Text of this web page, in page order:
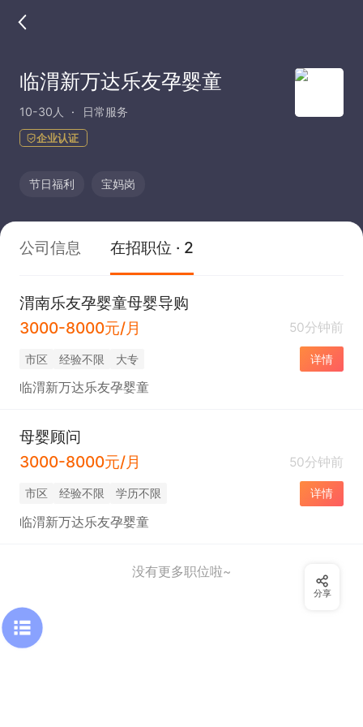
临渭新万达乐友孕婴童
10-30人 日常服务
企业认证
节日福利 宝妈岗
公司信息 在招职位 · 2
渭南乐友孕婴童母婴导购
3000-8000元/月
50分钟前
市区 经验不限 大专 详情
临渭新万达乐友孕婴童
母婴顾问
3000-8000元/月
50分钟前
市区 经验不限 学历不限 详情
临渭新万达乐友孕婴童
没有更多职位啦~
分享